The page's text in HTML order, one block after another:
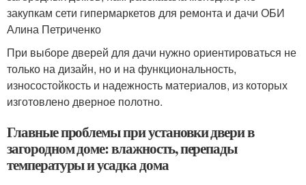
закупкам сети гипермаркетов для ремонта и дачи ОБИ
Алина Петриченко
При выборе дверей для дачи нужно ориентироваться не
только на дизайн, но и на функциональность,
износостойкость и надежность материалов, из которых
изготовлено дверное полотно.
Главные проблемы при установки двери в
загородном доме: влажность, перепады
температуры и усадка дома